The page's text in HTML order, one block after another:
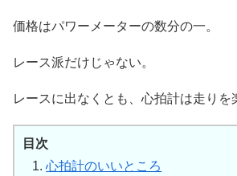
価格はパワーメーターの数分の一。
レース派だけじゃない。
レースに出なくとも、心拍計は走りを
目次
心拍計のいいところ